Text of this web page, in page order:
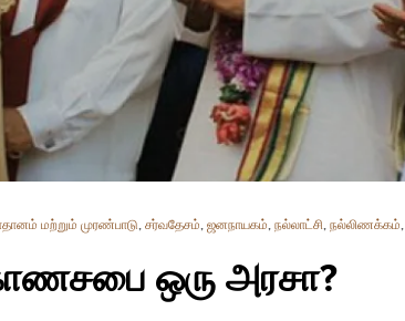
மற்றும் முரண்பாடு, சர்வதேசம், ஜனநாயகம், நல்லாட்சி, நல்லிணக்கம்,
ஒரு அரசா?